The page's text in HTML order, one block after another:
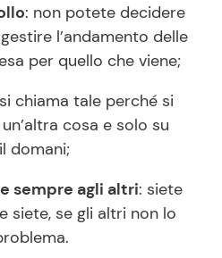
: non potete decidere
l’andamento delle
per quello che viene;
chiama tale perché si
cosa e solo su
domani;
sempre agli altri: siete
siete, se gli altri non lo